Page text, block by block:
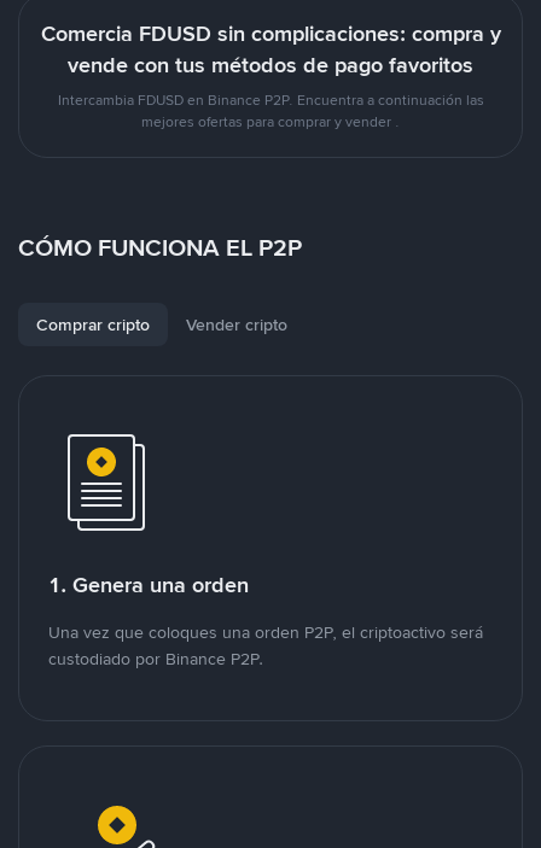
Comercia FDUSD sin complicaciones: compra y
vende con tus métodos de pago favoritos
Intercambia FDUSD en Binance P2P. Encuentra a continuación las
mejores ofertas para comprar y vender .
CÓMO FUNCIONA EL P2P
Comprar cripto Vender cripto
1. Genera una orden
Una vez que coloques una orden P2P, el criptoactivo será
custodiado por Binance P2P.